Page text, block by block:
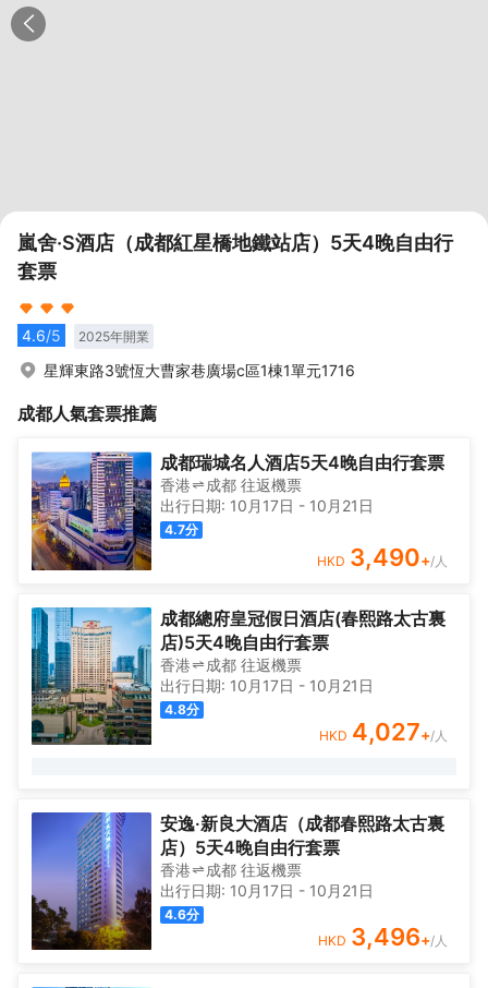
嵐舍·S酒店（成都紅星橋地鐵站店）5天4晚自由行
套票
4.6/5 2025年開業
星輝東路3號恆大曹家巷廣場c區1棟1單元1716
成都人氣套票推薦
成都瑞城名人酒店5天4晚自由行套票
香港 成都 往返機票
出行日期: 10月17日 - 10月21日
4.7分
HKD 3,490+/人
成都總府皇冠假日酒店(春熙路太古裏
店)5天4晚自由行套票
香港 成都 往返機票
出行日期: 10月17日 - 10月21日
4.8分
HKD 4,027+/人
安逸·新良大酒店（成都春熙路太古裏
店）5天4晚自由行套票
香港 成都 往返機票
出行日期: 10月17日 - 10月21日
4.6分
HKD 3,496+/人